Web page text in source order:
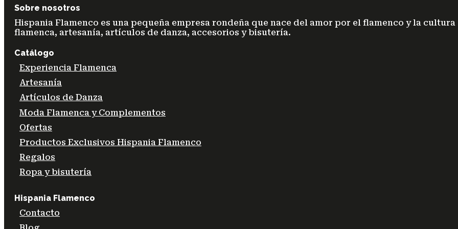
Sobre nosotros
Hispania Flamenco es una pequeña empresa rondeña que nace del amor por el flamenco y la
flamenca, artesanía, artículos de danza, accesorios y bisutería.
Catálogo
Experiencia Flamenca
Artesanía
Artículos de Danza
Moda Flamenca y Complementos
Ofertas
Productos Exclusivos Hispania Flamenco
Regalos
Ropa y bisutería
Hispania Flamenco
Contacto